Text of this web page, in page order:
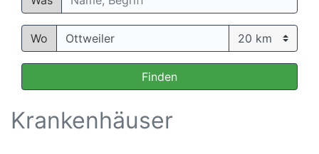
Wo
Finden
Krankenhäuser